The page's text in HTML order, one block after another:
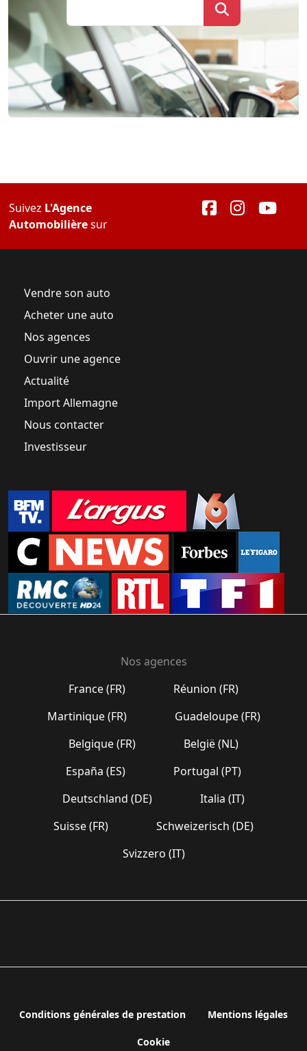
Suivez L'Agence
Automobilièresur
Vendre son auto
Acheter une auto
Nos agences
Ouvrir une agence
Actualité
Import Allemagne
Nous contacter
Investisseur
Nos agences
France (FR)
Réunion (FR)
Martinique (FR)
Guadeloupe (FR)
Belgique (FR)
België (NL)
España (ES)
Portugal (PT)
Deutschland (DE)
Italia (IT)
Suisse (FR)
Schweizerisch (DE)
Svizzero (IT)
Conditions générales de prestation Mentions légales
Cookie